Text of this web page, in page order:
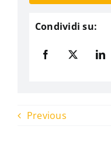
Condividi su:
Previous